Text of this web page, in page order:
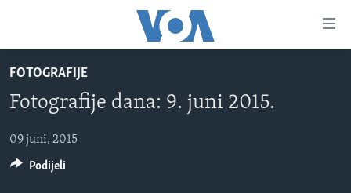
glavni
sadržaj
na
navigaciju
TV PROGRAM
VIDEO
FOTOGRAFIJE DANA
VIJESTI
FOTOGRAFIJE
Fotografije dana: 9. juni 2015.
09 juni, 2015
Podijeli